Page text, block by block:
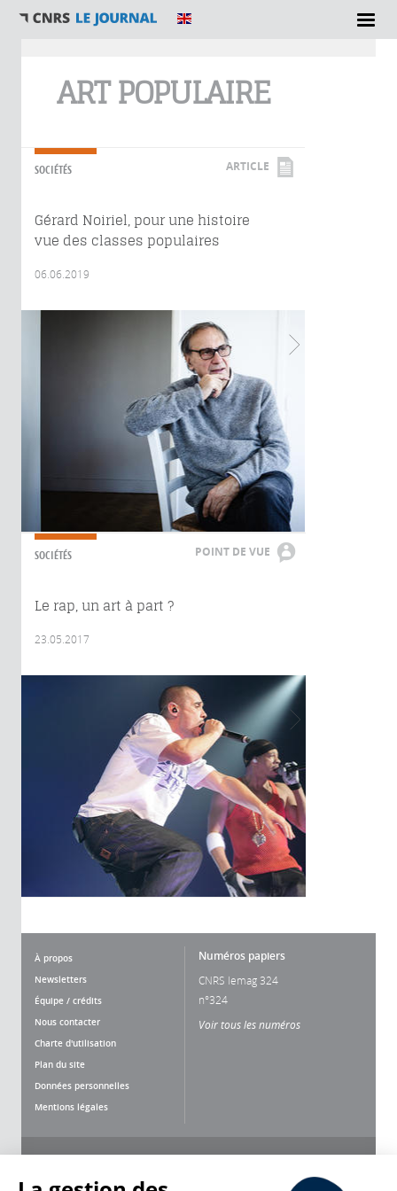
ART POPULAIRE
SOCIÉTÉS ARTICLE
Gérard Noiriel, pour une histoire
vue des classes populaires
06.06.2019
SOCIÉTÉS POINT DE VUE
Le rap, un art à part ?
23.05.2017
À propos
Newsletters
Équipe / crédits
Nous contacter
Charte d'utilisation
Plan du site
Données personnelles
Mentions légales
Numéros papiers
CNRS lemag 324
n°324
Voir tous les numéros